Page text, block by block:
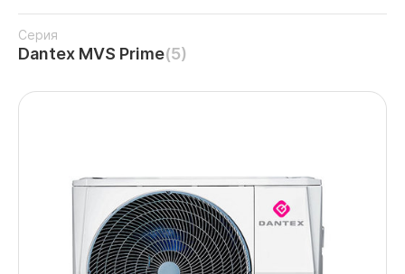
Серия
Dantex MVS Prime(5)